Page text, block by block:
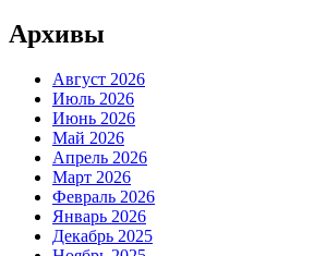
Архивы
Август 2026
Июль 2026
Июнь 2026
Май 2026
Апрель 2026
Март 2026
Февраль 2026
Январь 2026
Декабрь 2025